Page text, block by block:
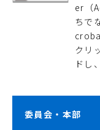
er（
ちで
クリ
ドし
委員会・本部